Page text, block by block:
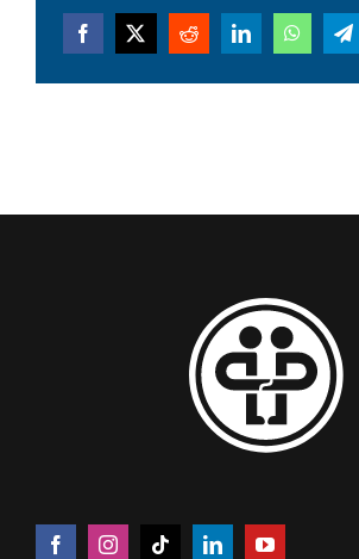
Facebook
X RedditLinkedIn